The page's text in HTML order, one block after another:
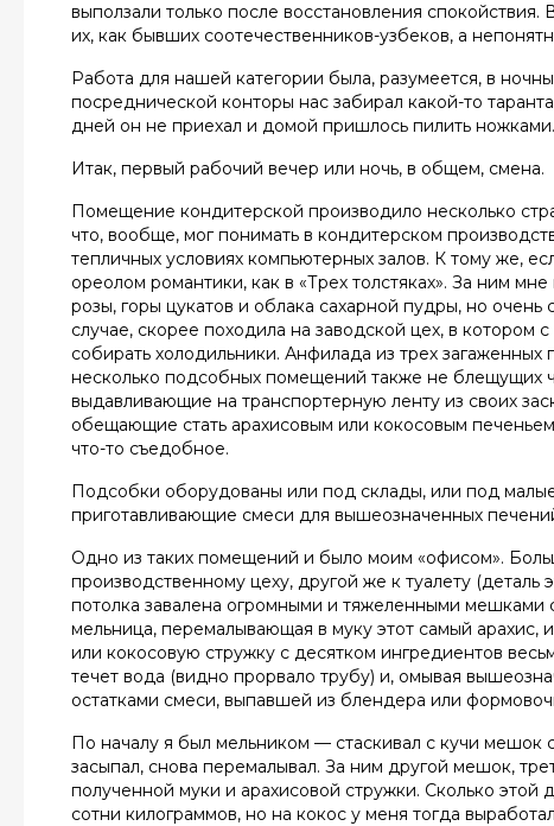
выползали только после восстановления
их, как бывших соотечественников-узбеков, а
Работа для нашей категории была, разумеется, в
посреднической конторы нас забирал какой-то
дней он не приехал и домой пришлось пилить ножками.
Итак, первый рабочий вечер или ночь, в общем, смена.
Помещение кондитерской производило несколько
что, вообще, мог понимать в кондитерском
тепличных условиях компьютерных залов. К тому же,
ореолом романтики, как в «Трех толстяках». За ним
розы, горы цукатов и облака сахарной пудры, но
случае, скорее походила на заводской цех, в котором
собирать холодильники. Анфилада из трех
несколько подсобных помещений также не блещущих
выдавливающие на транспортерную ленту из своих
обещающие стать арахисовым или кокосовым
что-то съедобное.
Подсобки оборудованы или под склады, или под
приготавливающие смеси для вышеозначенных
Одно из таких помещений и было моим «офисом».
производственному цеху, другой же к туалету
потолка завалена огромными и тяжеленными мешками
мельница, перемалывающая в муку этот самый
или кокосовую стружку с десятком ингредиентов
течет вода (видно прорвало трубу) и, омывая
остатками смеси, выпавшей из блендера или
По началу я был мельником — стаскивал с кучи мешок
засыпал, снова перемалывал. За ним другой мешок,
полученной муки и арахисовой стружки. Сколько
сотни килограммов, но на кокос у меня тогда